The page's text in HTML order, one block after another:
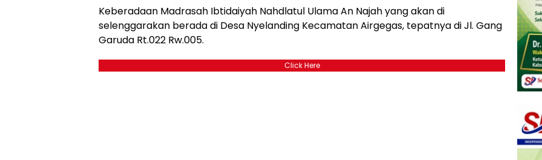
Keberadaan Madrasah Ibtidaiyah Nahdlatul Ulama An Najah yang akan di
selenggarakan berada di Desa Nyelanding Kecamatan Airgegas, tepatnya di Jl. Gang
Garuda Rt.022 Rw.005.
Click Here